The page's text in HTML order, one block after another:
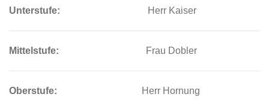
Unterstufe: Herr Kaiser
Mittelstufe: Frau Dobler
Oberstufe: Herr Hornung